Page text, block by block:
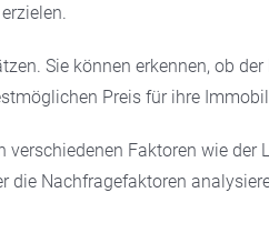
Sie können erkennen, ob
Preis für ihre
Faktoren wie der
Nachfragefaktoren